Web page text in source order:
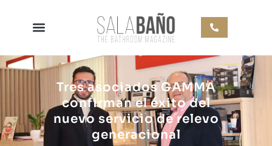
Tres asociados GAMMA
confirman el éxito del
nuevo servicio de relevo
generacional